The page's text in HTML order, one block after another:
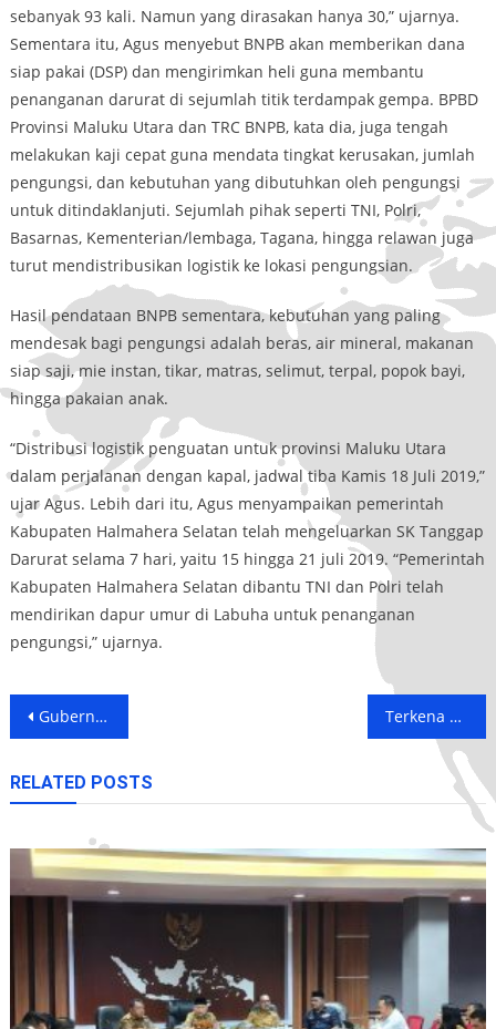
sebanyak 93 kali. Namun yang dirasakan hanya 30,” ujarnya.
Sementara itu, Agus menyebut BNPB akan memberikan dana
siap pakai (DSP) dan mengirimkan heli guna membantu
penanganan darurat di sejumlah titik terdampak gempa. BPBD
Provinsi Maluku Utara dan TRC BNPB, kata dia, juga tengah
melakukan kaji cepat guna mendata tingkat kerusakan, jumlah
pengungsi, dan kebutuhan yang dibutuhkan oleh pengungsi
untuk ditindaklanjuti. Sejumlah pihak seperti TNI, Polri,
Basarnas, Kementerian/lembaga, Tagana, hingga relawan juga
turut mendistribusikan logistik ke lokasi pengungsian.
Hasil pendataan BNPB sementara, kebutuhan yang paling
mendesak bagi pengungsi adalah beras, air mineral, makanan
siap saji, mie instan, tikar, matras, selimut, terpal, popok bayi,
hingga pakaian anak.
“Distribusi logistik penguatan untuk provinsi Maluku Utara
dalam perjalanan dengan kapal, jadwal tiba Kamis 18 Juli 2019,”
ujar Agus. Lebih dari itu, Agus menyampaikan pemerintah
Kabupaten Halmahera Selatan telah mengeluarkan SK Tanggap
Darurat selama 7 hari, yaitu 15 hingga 21 juli 2019. “Pemerintah
Kabupaten Halmahera Selatan dibantu TNI dan Polri telah
mendirikan dapur umur di Labuha untuk penanganan
pengungsi,” ujarnya.
Post
Gubernur Maluku Utara Turun ke Lokasi Korban Gempa Terkena Gempa, Antam Salurkan Bantuan ke Warga Maluku Utara
RELATED POSTS